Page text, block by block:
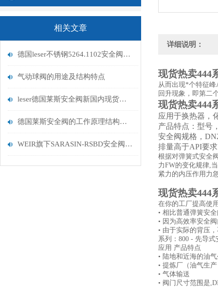
相关文章
德国leser不锈钢5264.1102安全阀API526/521
气动球阀的用途及结构特点
leser德国莱斯安全阀新国内现货情况2025
德国莱斯安全阀的工作原理结构和分类
WEIR旗下SARASIN-RSBD安全阀9B104HFFU5的性能
详细说明：
现货热卖444
从而出现*个特征
回升现象，即第二
现货热卖444
应用于换热器，
产品特点：型号
安全阀规格，
排量高于API要
根据对弹簧式安全
力FW的变化规律,
紧力的内压作用力
现货热卖444
在你的工厂提高使
• 相比普通弹簧安
• 因为高效率安全
• 由于实际的背压
系列：800 - 先导式
应用 产品特点
• 陆地和近海的油
• 提炼厂（油气生
• 气体输送
• 阀门尺寸范围是